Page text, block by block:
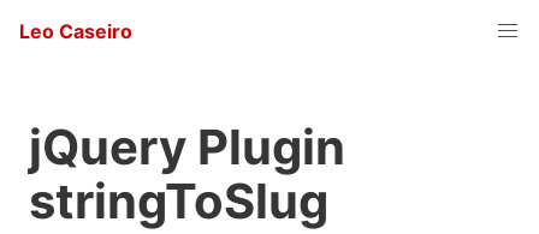
Leo Caseiro
jQuery Plugin
stringToSlug